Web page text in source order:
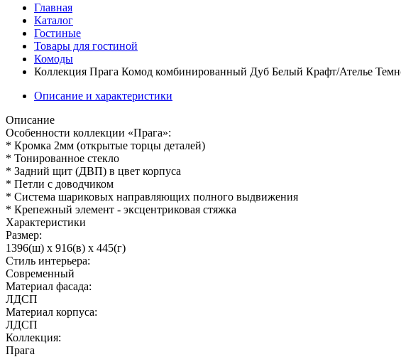
Главная
Каталог
Гостиные
Товары для гостиной
Комоды
Коллекция Прага Комод комбинированный Дуб Белый Крафт/Ателье
Описание и характеристики
Описание
Особенности коллекции «Прага»:
* Кромка 2мм (открытые торцы деталей)
* Тонированное стекло
* Задний щит (ДВП) в цвет корпуса
* Петли с доводчиком
* Система шариковых направляющих полного выдвижения
* Крепежный элемент - эксцентриковая стяжка
Характеристики
Размер:
1396(ш) x 916(в) x 445(г)
Стиль интерьера:
Современный
Материал фасада:
ЛДСП
Материал корпуса:
ЛДСП
Коллекция:
Прага